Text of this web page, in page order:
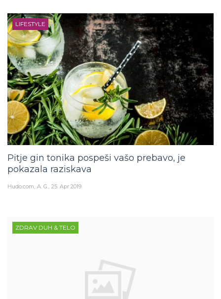
LIFESTYLE
Pitje gin tonika pospeši vašo prebavo, je
pokazala raziskava
Hudo.com A. G. 25. Apr 2019
ZDRAV DUH & TELO